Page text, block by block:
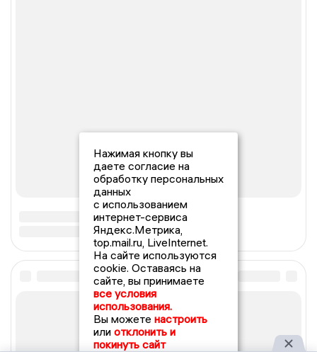
Нажимая кнопку вы
даете согласие на
обработку персональных
данных
с использованием
интернет-сервиса
Яндекс.Метрика,
top.mail.ru, LiveInternet.
На сайте используются
cookie. Оставаясь на
сайте, вы принимаете
все условия
использования.
Вы можете настроить
или отклонить и
покинуть сайт